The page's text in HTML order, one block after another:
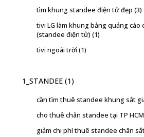
tìm khung standee điện tử đẹp (3)
tivi LG làm khung bảng quảng cáo
(standee điện tử) (1)
tivi ngoài trời (1)
1_STANDEE (1)
cần tìm thuê standee khung sắt
cho thuê chân standee tại TP HCM
giảm chi phí thuê standee chân